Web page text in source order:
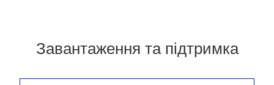
Завантаження та підтримка